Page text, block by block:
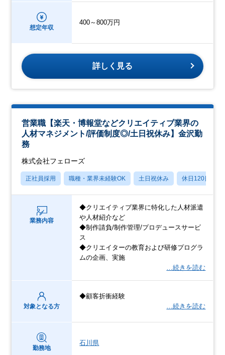
想定年収
400～800万円
詳しく見る
営業職【楽天・博報堂などクリエイティブ業界の
人材マネジメント/評価制度◎/土日祝休み】金沢勤
務
株式会社フェローズ
正社員採用 職種・業界未経験OK 土日祝休み 休日120日以上
業務内容
◆クリエイティブ業界に特化した人材派遣
や人材紹介など
◆制作請負/制作管理/プロデュースサービ
ス
◆クリエイターの教育および研修プログラ
ムの企画、実施
…続きを読む
対象となる方
◆顧客折衝経験
…続きを読む
勤務地
石川県